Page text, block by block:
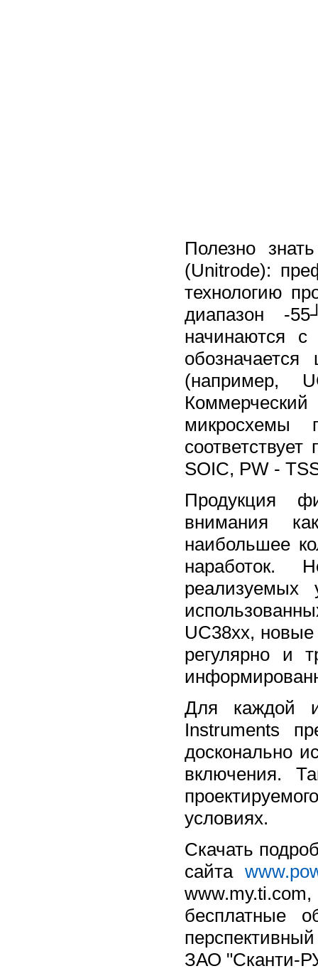
Полезно
(Unitrode):
технологию
диапазон -
начинаются
(например,
микросхемы
SOIC, PW -
Продукция
внимания
наибольшее
наработок.
реализуемых
UC38хх,
регулярно и
Для каждой
Instruments
досконально
включения.
условиях.
Скачать
сайта
бесплатные
ЗАО "Сканти-